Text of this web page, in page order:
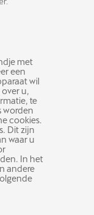
met
een
wil
u,
te
worden
cookies.
Dit zijn
waar u
In het
andere